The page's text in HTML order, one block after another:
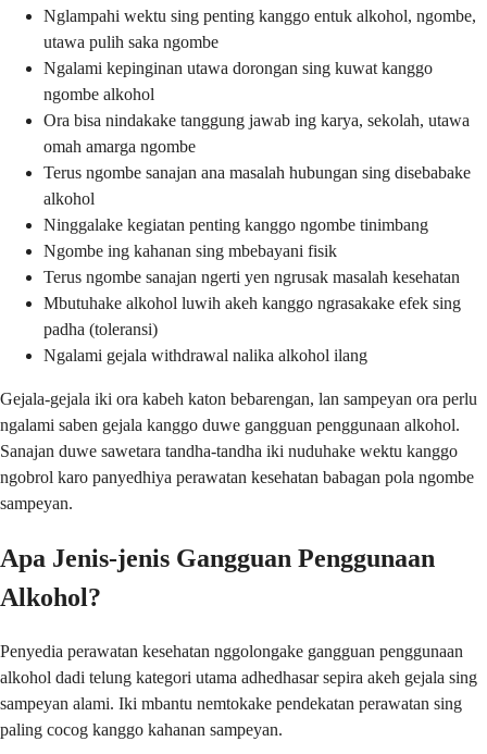
Nglampahi wektu sing penting kanggo entuk alkohol, ngombe,
utawa pulih saka ngombe
Ngalami kepinginan utawa dorongan sing kuwat kanggo
ngombe alkohol
Ora bisa nindakake tanggung jawab ing karya, sekolah, utawa
omah amarga ngombe
Terus ngombe sanajan ana masalah hubungan sing disebabake
alkohol
Ninggalake kegiatan penting kanggo ngombe tinimbang
Ngombe ing kahanan sing mbebayani fisik
Terus ngombe sanajan ngerti yen ngrusak masalah kesehatan
Mbutuhake alkohol luwih akeh kanggo ngrasakake efek sing
padha (toleransi)
Ngalami gejala withdrawal nalika alkohol ilang
Gejala-gejala iki ora kabeh katon bebarengan, lan sampeyan ora perlu
ngalami saben gejala kanggo duwe gangguan penggunaan alkohol.
Sanajan duwe sawetara tandha-tandha iki nuduhake wektu kanggo
ngobrol karo panyedhiya perawatan kesehatan babagan pola ngombe
sampeyan.
Apa Jenis-jenis Gangguan Penggunaan
Alkohol?
Penyedia perawatan kesehatan nggolongake gangguan penggunaan
alkohol dadi telung kategori utama adhedhasar sepira akeh gejala sing
sampeyan alami. Iki mbantu nemtokake pendekatan perawatan sing
paling cocog kanggo kahanan sampeyan.